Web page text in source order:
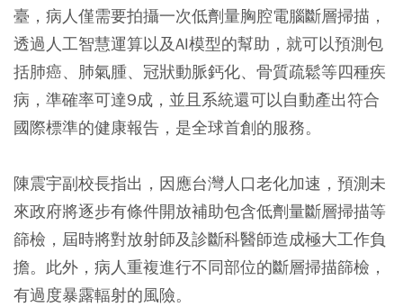
臺，病人僅需要拍攝一次低劑量胸腔電腦斷層掃描，
透過人工智慧運算以及AI模型的幫助，就可以預測包
括肺癌、肺氣腫、冠狀動脈鈣化、骨質疏鬆等四種疾
病，準確率可達9成，並且系統還可以自動產出符合
國際標準的健康報告，是全球首創的服務。
陳震宇副校長指出，因應台灣人口老化加速，預測未
來政府將逐步有條件開放補助包含低劑量斷層掃描等
篩檢，屆時將對放射師及診斷科醫師造成極大工作負
擔。此外，病人重複進行不同部位的斷層掃描篩檢，
有過度暴露輻射的風險。